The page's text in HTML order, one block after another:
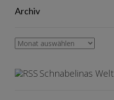
Archiv
Archiv
Schnabelinas Welt